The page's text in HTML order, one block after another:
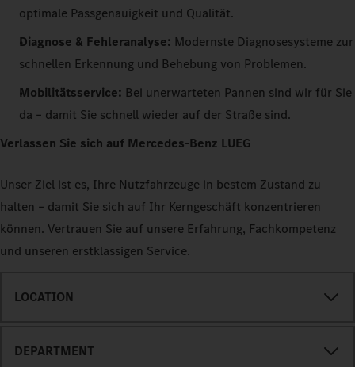
optimale Passgenauigkeit und Qualität.
Diagnose & Fehleranalyse: Modernste Diagnosesysteme zur
schnellen Erkennung und Behebung von Problemen.
Mobilitätsservice: Bei unerwarteten Pannen sind wir für Sie
da – damit Sie schnell wieder auf der Straße sind.
Verlassen Sie sich auf Mercedes-Benz LUEG
Unser Ziel ist es, Ihre Nutzfahrzeuge in bestem Zustand zu
halten – damit Sie sich auf Ihr Kerngeschäft konzentrieren
können. Vertrauen Sie auf unsere Erfahrung, Fachkompetenz
und unseren erstklassigen Service.
LOCATION
DEPARTMENT